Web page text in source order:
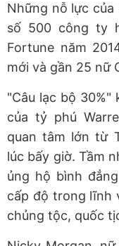
Những nỗ lực của
số 500 công ty
Fortune năm
mới và gần 25 nữ
"Câu lạc bộ 30%"
của tỷ phú
quan tâm lớn từ
lúc bấy giờ. Tầm
ủng hộ bình
cấp độ trong lĩnh
chủng tộc, quốc